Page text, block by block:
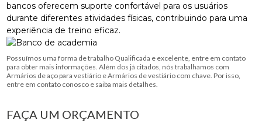
bancos oferecem suporte confortável para os usuários
durante diferentes atividades físicas, contribuindo para uma
experiência de treino eficaz.
Possuímos uma forma de trabalho Qualificada e excelente, entre em contato
para obter mais informações. Além dos já citados, nós trabalhamos com
Armários de aço para vestiário e Armários de vestiário com chave. Por isso,
entre em contato conosco e saiba mais detalhes.
FAÇA UM ORÇAMENTO